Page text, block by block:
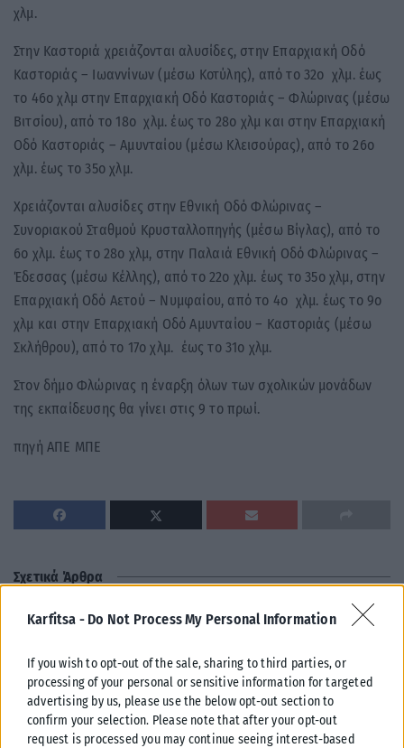
Karfitsa - Do Not Process My Personal Information
If you wish to opt-out of the sale, sharing to third parties, or
processing of your personal or sensitive information for targeted
advertising by us, please use the below opt-out section to
confirm your selection. Please note that after your opt-out
request is processed you may continue seeing interest-based
χλμ.
Στην Καστοριά χρειάζονται αλυσίδες, στην Επαρχιακή Οδό
Καστοριάς – Ιωαννίνων (μέσω Κοτύλης), από το 32ο χλμ. έως
το 46ο χλμ στην Επαρχιακή Οδό Καστοριάς – Φλώρινας (μέσω
Βιτσίου), από το 18ο χλμ. έως το 28ο χλμ και στην Επαρχιακή
Οδό Καστοριάς – Αμυνταίου (μέσω Κλεισούρας), από το 26ο
χλμ. έως το 35ο χλμ.
Χρειάζονται αλυσίδες στην Εθνική Οδό Φλώρινας –
Συνοριακού Σταθμού Κρυσταλλοπηγής (μέσω Βίγλας), από το
6ο χλμ. έως το 28ο χλμ, στην Παλαιά Εθνική Οδό Φλώρινας –
Έδεσσας (μέσω Κέλλης), από το 22ο χλμ. έως το 35ο χλμ, στην
Επαρχιακή Οδό Αετού – Νυμφαίου, από το 4ο χλμ. έως το 9ο
χλμ και στην Επαρχιακή Οδό Αμυνταίου – Καστοριάς (μέσω
Σκλήθρου), από το 17ο χλμ. έως το 31ο χλμ.
Στον δήμο Φλώρινας η έναρξη όλων των σχολικών μονάδων
της εκπαίδευσης θα γίνει στις 9 το πρωί.
πηγή ΑΠΕ ΜΠΕ
Σχετικά Άρθρα